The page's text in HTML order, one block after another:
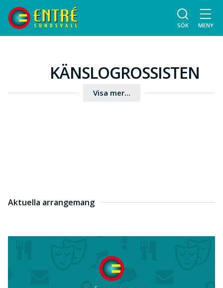
SÖK MENY
KÄNSLOGROSSISTEN
Visa mer...
Aktuella arrangemang